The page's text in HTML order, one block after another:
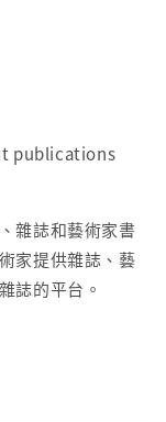
publications
雜誌和藝術家書
家提供雜誌、藝
誌的平台。